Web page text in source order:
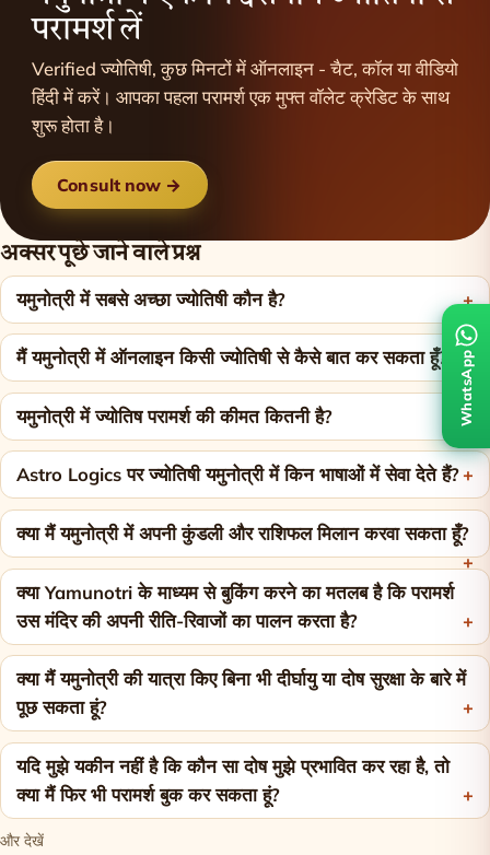
परामर्श लें
Verified ज्योतिषी, कुछ मिनटों में ऑनलाइन - चैट, कॉल या वीडियो
हिंदी में करें। आपका पहला परामर्श एक मुफ्त वॉलेट क्रेडिट के साथ
शुरू होता है।
Consult now →
अक्सर पूछे जाने वाले प्रश्न
यमुनोत्री में सबसे अच्छा ज्योतिषी कौन है?
मैं यमुनोत्री में ऑनलाइन किसी ज्योतिषी से कैसे बात कर सकता हूँ?
यमुनोत्री में ज्योतिष परामर्श की कीमत कितनी है?
Astro Logics पर ज्योतिषी यमुनोत्री में किन भाषाओं में सेवा देते हैं?
क्या मैं यमुनोत्री में अपनी कुंडली और राशिफल मिलान करवा सकता हूँ?
क्या Yamunotri के माध्यम से बुकिंग करने का मतलब है कि परामर्श
उस मंदिर की अपनी रीति-रिवाजों का पालन करता है?
क्या मैं यमुनोत्री की यात्रा किए बिना भी दीर्घायु या दोष सुरक्षा के बारे में
पूछ सकता हूं?
यदि मुझे यकीन नहीं है कि कौन सा दोष मुझे प्रभावित कर रहा है, तो
क्या मैं फिर भी परामर्श बुक कर सकता हूं?
और देखें
WhatsApp